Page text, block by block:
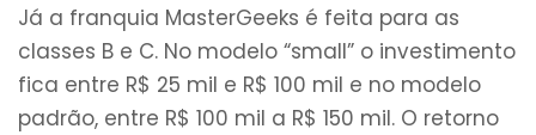
Já a franquia MasterGeeks é feita para as
classes B e C. No modelo “small” o investimento
fica entre R$ 25 mil e R$ 100 mil e no modelo
padrão, entre R$ 100 mil a R$ 150 mil. O retorno